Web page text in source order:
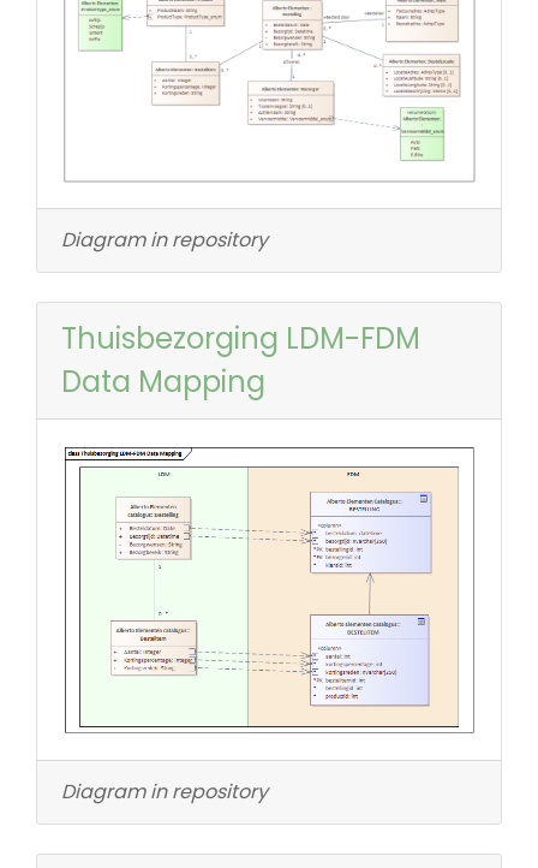
Diagram in repository
Thuisbezorging LDM-FDM
Data Mapping
Diagram in repository